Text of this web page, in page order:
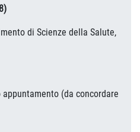
di Scienze della Salute,
(da concordare